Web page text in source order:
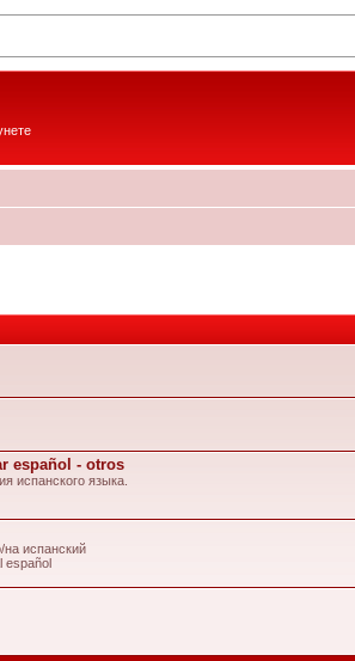
español - otros
испанского языка.
на испанский
español